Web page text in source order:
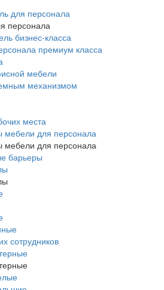
для персонала
персонала
бизнес-класса
премиум класса
мебели
механизмом
места
мебели для персонала
мебели для персонала
барьеры
сотрудников